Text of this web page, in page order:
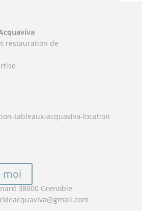
restauration de
moi
38000 Grenoble